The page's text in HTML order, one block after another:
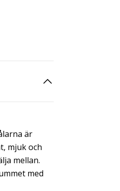
är
mjuk och
mellan.
med